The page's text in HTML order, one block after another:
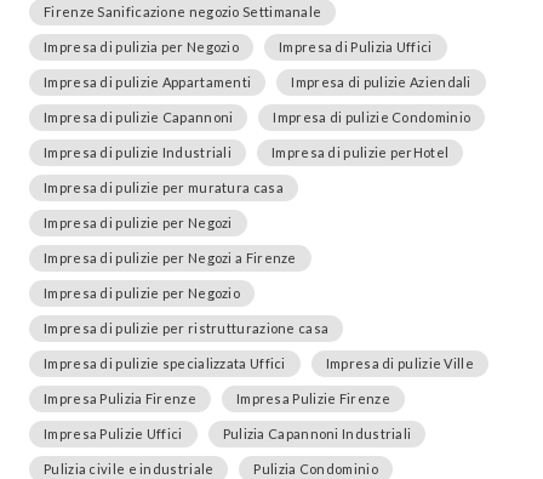
Firenze Sanificazione negozio Settimanale
Impresa di pulizia per Negozio Impresa di Pulizia Uffici
Impresa di pulizie Appartamenti Impresa di pulizie Aziendali
Impresa di pulizie Capannoni Impresa di pulizie Condominio
Impresa di pulizie Industriali Impresa di pulizie perHotel
Impresa di pulizie per muratura casa
Impresa di pulizie per Negozi
Impresa di pulizie per Negozi a Firenze
Impresa di pulizie per Negozio
Impresa di pulizie per ristrutturazione casa
Impresa di pulizie specializzata Uffici Impresa di pulizie Ville
Impresa Pulizia Firenze Impresa Pulizie Firenze
Impresa Pulizie Uffici Pulizia Capannoni Industriali
Pulizia civile e industriale Pulizia Condominio